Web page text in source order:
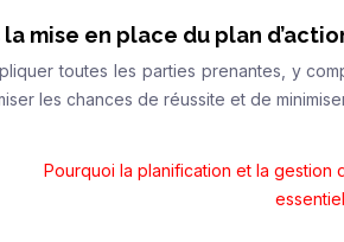
mise en place du plan
toutes les parties prenantes, y
les chances de réussite et de
Pourquoi la planification et la gestion